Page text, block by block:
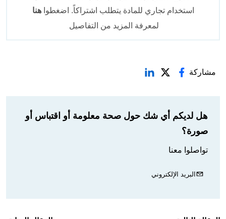
استخدام تجاري للمادة يتطلب اشتراكاً. اضغطواهنا
لمعرفة المزيد من التفاصيل
مشاركة
هل لديكم أي شك حول صحة معلومة أو اقتباس أو
صورة؟
تواصلوا معنا
البريد الإلكتروني